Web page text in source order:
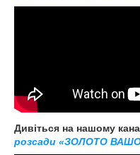
Дивіться на нашому
розсади «ЗОЛОТО